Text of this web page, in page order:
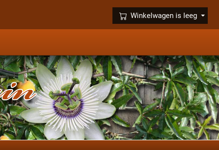
Winkelwagen is leeg
×